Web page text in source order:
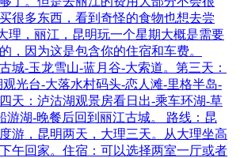
很多东西，看到奇怪的食物也想去尝
理，丽江，昆明玩一个星期大概是需要
，因为这是包含你的住宿和车费。
城-玉龙雪山-蓝月谷-大索道。第三天：
光台-大落水村码头-恋人滩-里格半岛-
天：泸沽湖观景房看日出-乘车环湖-草
游湖-晚餐后回到丽江古城。 路线：昆
游，昆明两天，大理三天。从大理坐高
午回家。住宿：可以选择两室一厅或者